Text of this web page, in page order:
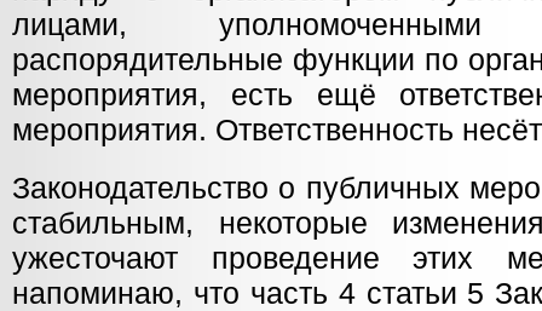
лицами,
распорядительные функции по
мероприятия, есть ещё
мероприятия. Ответственность
Законодательство о публичных
стабильным, некоторые
ужесточают проведение этих
напоминаю, что часть 4 статьи 5